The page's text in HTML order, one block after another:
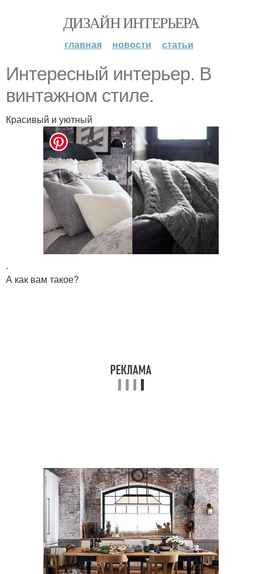
ДИЗАЙН ИНТЕРЬЕРА
главная новости статьи
Интересный интерьер. В
винтажном стиле.
Красивый и уютный
.
А как вам такое?